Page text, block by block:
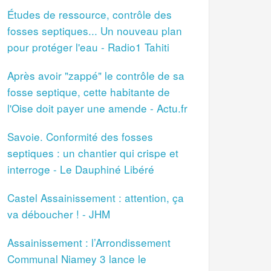
Études de ressource, contrôle des
fosses septiques... Un nouveau plan
pour protéger l'eau - Radio1 Tahiti
Après avoir "zappé" le contrôle de sa
fosse septique, cette habitante de
l'Oise doit payer une amende - Actu.fr
Savoie. Conformité des fosses
septiques : un chantier qui crispe et
interroge - Le Dauphiné Libéré
Castel Assainissement : attention, ça
va déboucher ! - JHM
Assainissement : l’Arrondissement
Communal Niamey 3 lance le